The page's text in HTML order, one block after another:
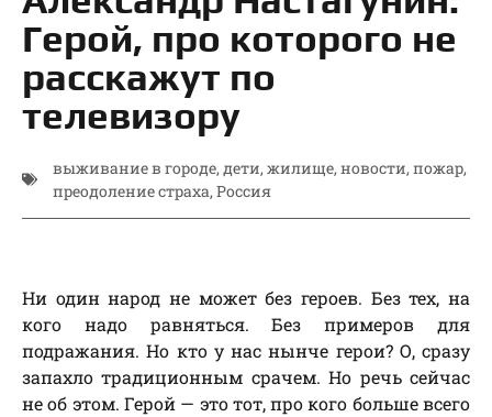
Герой, про которого не
расскажут по
телевизору
выживание в городе, дети, жилище, новости, пожар,
преодоление страха, Россия
Ни один народ не может без героев. Без тех, на
кого надо равняться. Без примеров для
подражания. Но кто у нас нынче герои? О, сразу
запахло традиционным срачем. Но речь сейчас
не об этом. Герой — это тот, про кого больше всего